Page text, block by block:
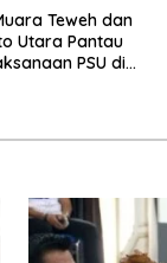
Teweh dan
Utara Pantau
PSU di